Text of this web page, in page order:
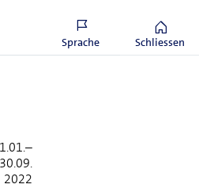
Sprache Schliessen
1.01.–
30.09.
2022